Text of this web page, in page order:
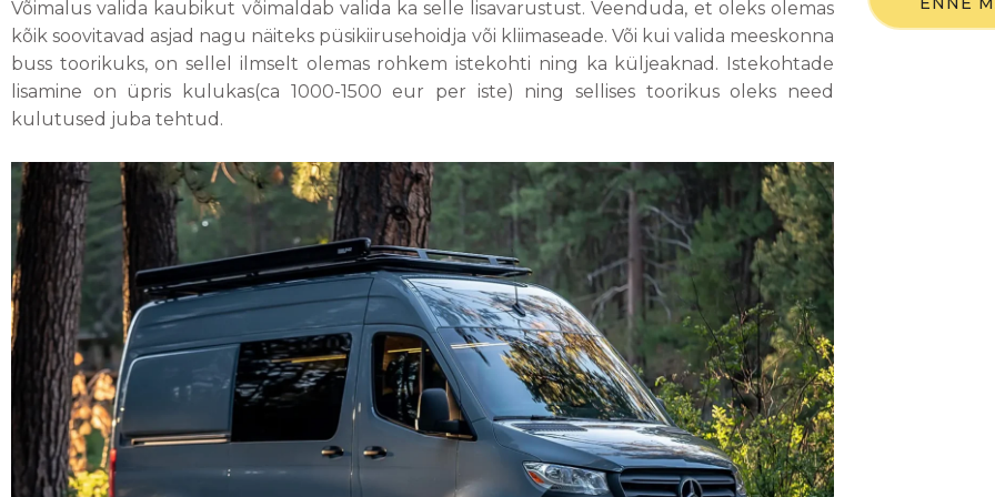
Võimalus valida kaubikut võimaldab valida ka selle lisavarustust. Veenduda, et oleks olemas
kõik soovitavad asjad nagu näiteks püsikiirusehoidja või kliimaseade. Või kui valida meeskonna
buss toorikuks, on sellel ilmselt olemas rohkem istekohti ning ka küljeaknad. Istekohtade
lisamine on üpris kulukas(ca 1000-1500 eur per iste) ning sellises toorikus oleks need
kulutused juba tehtud.